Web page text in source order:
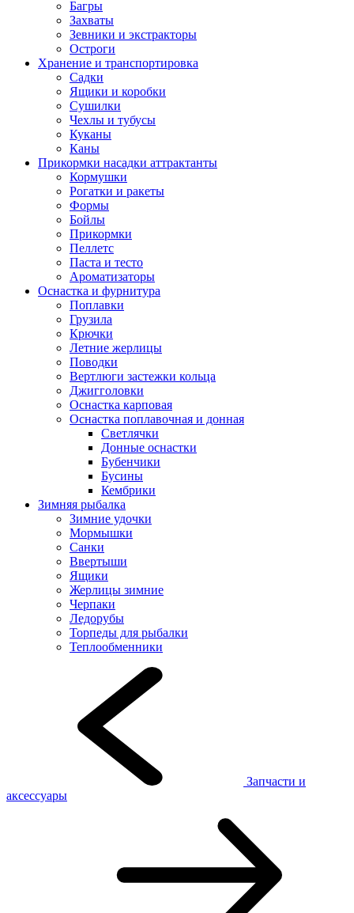
Багры
Захваты
Зевники и экстракторы
Остроги
Хранение и транспортировка
Садки
Ящики и коробки
Сушилки
Чехлы и тубусы
Куканы
Каны
Прикормки насадки аттрактанты
Кормушки
Рогатки и ракеты
Формы
Бойлы
Прикормки
Пеллетс
Паста и тесто
Ароматизаторы
Оснастка и фурнитура
Поплавки
Грузила
Крючки
Летние жерлицы
Поводки
Вертлюги застежки кольца
Джигголовки
Оснастка карповая
Оснастка поплавочная и донная
Светлячки
Донные оснастки
Бубенчики
Бусины
Кембрики
Зимняя рыбалка
Зимние удочки
Мормышки
Санки
Ввертыши
Ящики
Жерлицы зимние
Черпаки
Ледорубы
Торпеды для рыбалки
Теплообменники
Запчасти и
аксессуары